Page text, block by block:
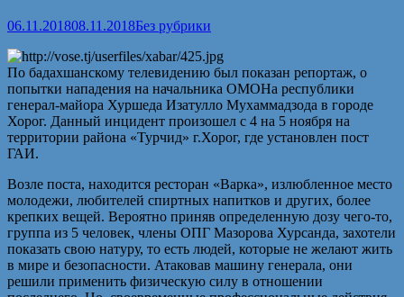
06.11.201808.11.2018Без рубрики
По бадахшанскому телевидению был показан репортаж, о
попытки нападения на начальника ОМОНа республики
генерал-майора Хуршеда Изатулло Мухаммадзода в городе
Хорог. Данный инцидент произошел с 4 на 5 ноября на
территории района «Турчид» г.Хорог, где установлен пост
ГАИ.
Возле поста, находится ресторан «Варка», излюбленное место
молодежи, любителей спиртных напитков и других, более
крепких вещей. Вероятно приняв определенную дозу чего-то,
группа из 5 человек, члены ОПГ Мазорова Хурсанда, захотели
показать свою натуру, то есть людей, которые не желают жить
в мире и безопасности. Атаковав машину генерала, они
решили применить физическую силу в отношении